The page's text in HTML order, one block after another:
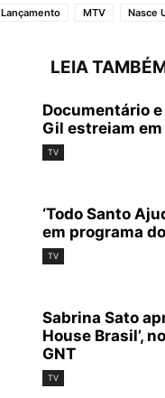
Lançamento MTV Nasce
LEIA
Documentário
Gil estreiam
TV
‘Todo Santo
em programa
TV
Sabrina Sato
House Brasil’,
GNT
TV